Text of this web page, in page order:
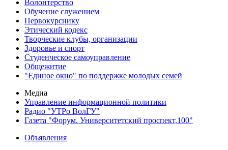
Волонтерство
Обучение служением
Первокурснику
Этический кодекс
Творческие клубы, организации
Здоровье и спорт
Студенческое самоуправление
Общежитие
"Единое окно" по поддержке молодых семей
Медиа
Управление информационной политики
Радио "УТРо ВолГУ"
Газета "Форум. Университетский проспект,100"
Объявления